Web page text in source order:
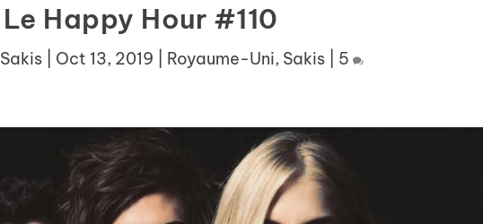
Le Happy Hour #110
Sakis| Oct 13, 2019 Royaume-Uni, Sakis| 5